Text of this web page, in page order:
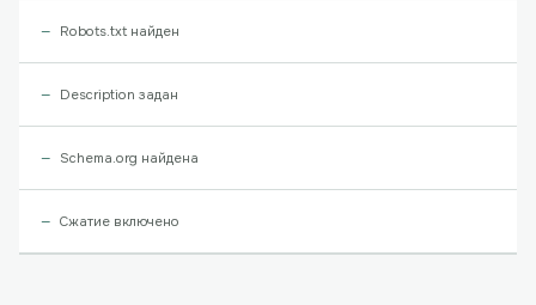
Robots.txt найден
Description задан
Schema.org найдена
Сжатие включено